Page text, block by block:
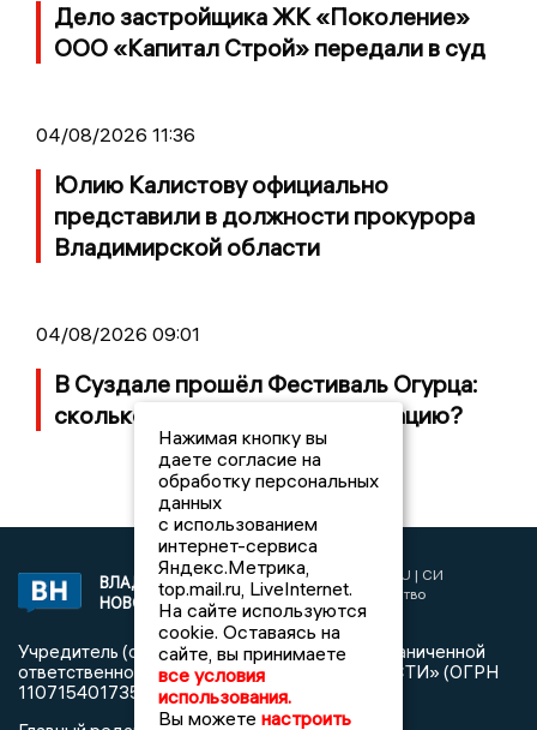
Дело застройщика ЖК «Поколение»
ООО «Капитал Строй» передали в суд
04/08/2026 11:36
Юлию Калистову официально
представили в должности прокурора
Владимирской области
04/08/2026 09:01
В Суздале прошёл Фестиваль Огурца:
сколько потратили на организацию?
ВЛАДИМИРСКИЕ
НОВОСТИ
2017 © NEWSVLADIMIR.RU | СИ
«Информационное агентство
Владимирские новости»
Учредитель (соучредители): Общество с ограниченной
ответственностью «РЕГИОНАЛЬНЫЕ НОВОСТИ» (ОГРН
1107154017354)
Нажимая кнопку вы
даете согласие на
обработку персональных
данных
с использованием
интернет-сервиса
Яндекс.Метрика,
top.mail.ru, LiveInternet.
На сайте используются
cookie. Оставаясь на
сайте, вы принимаете
все условия
использования.
Вы можете настроить